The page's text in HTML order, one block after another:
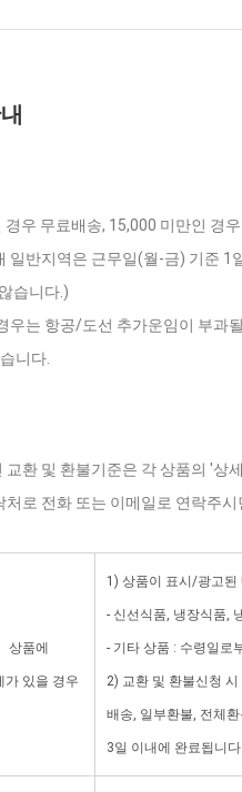
경우 무료배송, 15,000 미만인 경
일반지역은 근무일(월-금) 기준
습니다.)
우는 항공/도선 추가운임이 부과
니다.
교환 및 환불기준은 각 상품의 '상
처로 전화 또는 이메일로 연락주
상품에
가 있을 경우
1) 상품이 표시/광고된
- 신선식품, 냉장식품,
- 기타 상품 : 수령일로
2) 교환 및 환불신청
배송, 일부환불, 전체
3일 이내에 완료됩니